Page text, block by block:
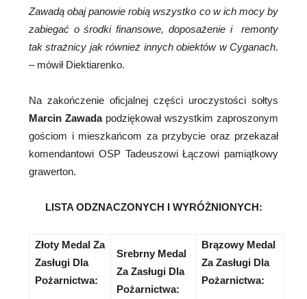
Zawadą obaj panowie robią wszystko co w ich mocy by
zabiegać o środki finansowe, doposażenie i remonty
tak strażnicy jak również innych obiektów w Cyganach.
– mówił Diektiarenko.
Na zakończenie oficjalnej części uroczystości sołtys
Marcin Zawadapodziękował wszystkim zaproszonym
gościom i mieszkańcom za przybycie oraz przekazał
komendantowi OSP Tadeuszowi Łączowi pamiątkowy
grawerton.
LISTA ODZNACZONYCH I WYRÓŻNIONYCH:
Złoty Medal Za
Zasługi Dla
Pożarnictwa:
Srebrny Medal
Za Zasługi Dla
Pożarnictwa:
Brązowy Medal
Za Zasługi Dla
Pożarnictwa: